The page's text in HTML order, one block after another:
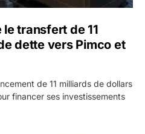
transfert de 11
dette vers Pimco et
de 11 milliards de dollars
financer ses investissements